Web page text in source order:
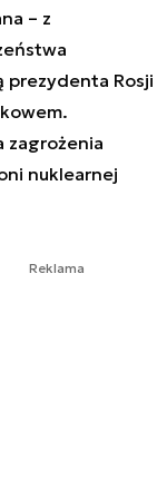
– z
prezydenta Rosji
zagrożenia
nuklearnej
Reklama